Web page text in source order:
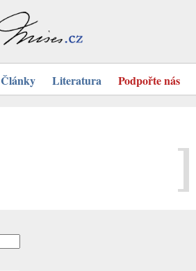
Články Literatura Podpořte nás